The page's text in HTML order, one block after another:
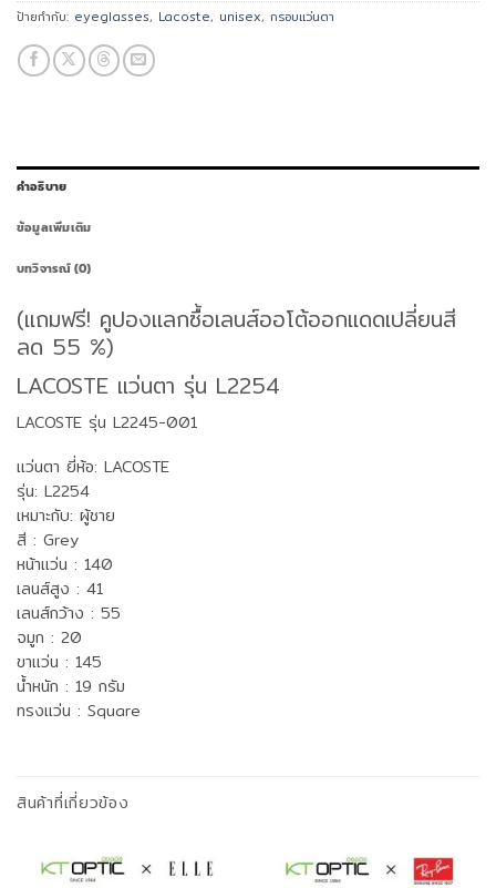
ป้ายกำกับ: eyeglasses, Lacoste, unisex, กรอบแว่นตา
คำอธิบาย
ข้อมูลเพิ่มเติม
บทวิจารณ์ (0)
(แถมฟรี! คูปองแลกซื้อเลนส์ออโต้ออกแดดเปลี่ยนสี
ลด 55 %)
LACOSTE แว่นตา รุ่น L2254
LACOSTE รุ่น L2245-001
แว่นตา ยี่ห้อ: LACOSTE
รุ่น: L2254
เหมาะกับ: ผู้ชาย
สี : Grey
หน้าแว่น : 140
เลนส์สูง : 41
เลนส์กว้าง : 55
จมูก : 20
ขาแว่น : 145
น้ำหนัก : 19 กรัม
ทรงแว่น : Square
สินค้าที่เกี่ยวข้อง